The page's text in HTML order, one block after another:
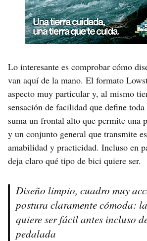
Lo interesante es comprobar cómo
van aquí de la mano. El formato
aspecto muy particular y, al mismo
sensación de facilidad que define
suma un frontal alto que permite una
y un conjunto general que transmite
amabilidad y practicidad. Incluso en
deja claro qué tipo de bici quiere ser.
Diseño limpio, cuadro muy
postura claramente cómoda:
quiere ser fácil antes incluso
pedalada